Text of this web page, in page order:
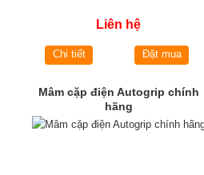
Liên hệ
Chi tiết Đặt mua
Mâm cặp điện Autogrip chính
hãng